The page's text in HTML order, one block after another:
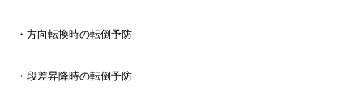
・方向転換時の転倒予防
・段差昇降時の転倒予防